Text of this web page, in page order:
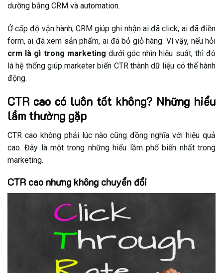
dưỡng bằng CRM và automation.
Ở cấp độ vận hành, CRM giúp ghi nhận ai đã click, ai đã điền
form, ai đã xem sản phẩm, ai đã bỏ giỏ hàng. Vì vậy, nếu hỏi
crm là gì trong marketing dưới góc nhìn hiệu suất, thì đó
là hệ thống giúp marketer biến CTR thành dữ liệu có thể hành
động.
CTR cao có luôn tốt không? Những hiểu
lầm thường gặp
CTR cao không phải lúc nào cũng đồng nghĩa với hiệu quả
cao. Đây là một trong những hiểu lầm phổ biến nhất trong
marketing.
CTR cao nhưng không chuyển đổi